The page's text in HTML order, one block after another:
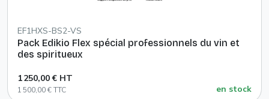
EF1HXS-BS2-VS
Pack Edikio Flex spécial professionnels du vin et
des spiritueux
1 250,00 € HT
1 500,00 € TTC en stock